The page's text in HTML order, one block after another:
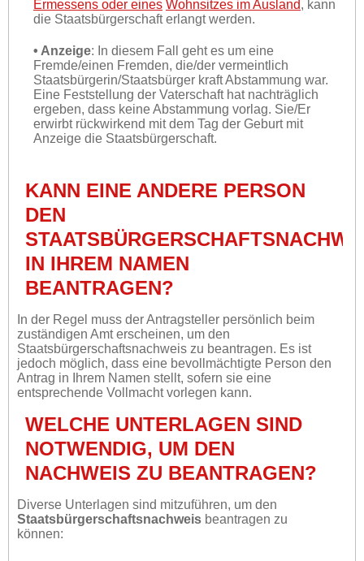
Ermessens oder eines Wohnsitzes im Ausland, kann
die Staatsbürgerschaft erlangt werden.
• Anzeige: In diesem Fall geht es um eine
Fremde/einen Fremden, die/der vermeintlich
Staatsbürgerin/Staatsbürger kraft Abstammung war.
Eine Feststellung der Vaterschaft hat nachträglich
ergeben, dass keine Abstammung vorlag. Sie/Er
erwirbt rückwirkend mit dem Tag der Geburt mit
Anzeige die Staatsbürgerschaft.
KANN EINE ANDERE PERSON
DEN
IN IHREM NAMEN
BEANTRAGEN?
In der Regel muss der Antragsteller persönlich beim
zuständigen Amt erscheinen, um den
Staatsbürgerschaftsnachweis zu beantragen. Es ist
jedoch möglich, dass eine bevollmächtigte Person den
Antrag in Ihrem Namen stellt, sofern sie eine
entsprechende Vollmacht vorlegen kann.
WELCHE UNTERLAGEN SIND
NOTWENDIG, UM DEN
NACHWEIS ZU BEANTRAGEN?
Diverse Unterlagen sind mitzuführen, um den
Staatsbürgerschaftsnachweis beantragen zu
können: